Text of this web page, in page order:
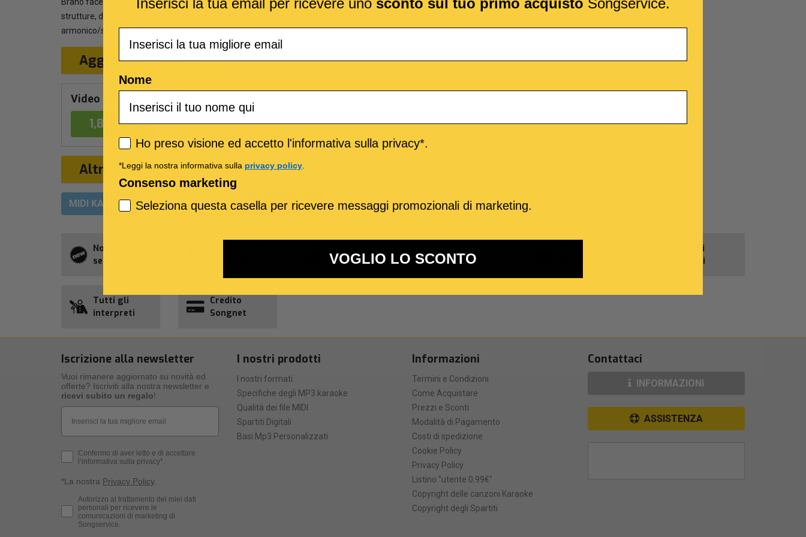
Brano facente parte dell’album “Behind the Sun”, pubblicato nel 1985. Il brano si risolve praticamente nell’utilizzo di due
strutture, di cui quelle cantate presentano qualche variabile, mantenendo sostanzialmente il medesimo costrutto
armonico/strutturale.
Aggiungi al Carrello
Video con testo Karaoke
1,89 €
Altri formati
MIDI KARAOKE MP3 KARAOKE MULTITRACCIA
Novità della
settimana
M-Live Medley
Tutti i
Generi
Tutti gli
interpreti
Credito
Songnet
Iscrizione alla newsletter
Vuoi rimanere aggiornato su novità ed
offerte? Iscriviti alla nostra newsletter e
ricevi subito un regalo!
Privacy Policy
Confermo di aver letto e di accettare
l’informativa sulla privacy*.
*La nostra Privacy Policy.
Consenso Marketing
Autorizzo al trattamento dei miei dati
personali per ricevere le
comunicazioni di marketing di
Songservice.
I nostri prodotti
I nostri formati
Specifiche degli MP3 karaoke
Qualità dei file MIDI
Spartiti Digitali
Basi Mp3 Personalizzati
Informazioni
Termini e Condizioni
Come Acquistare
Prezzi e Sconti
Modalità di Pagamento
Costi di spedizione
Cookie Policy
Privacy Policy
Listino "utente 0.99€"
Copyright delle canzoni Karaoke
Copyright degli Spartiti
Contattaci
INFORMAZIONI
ASSISTENZA
Inserisci la tua email per ricevere uno sconto sul tuo primo acquisto Songservice.
Nome
Privacy policy
Ho preso visione ed accetto l'informativa sulla privacy*.
*Leggi la nostra informativa sulla privacy policy.
Consenso marketing
Seleziona questa casella per ricevere messaggi promozionali di marketing.
VOGLIO LO SCONTO